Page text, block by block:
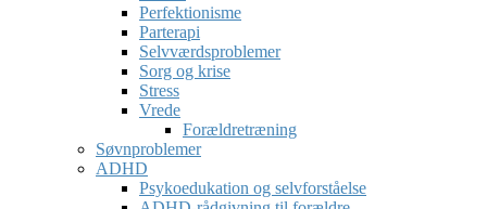
Perfektionisme
Parterapi
Selvværdsproblemer
Sorg og krise
Stress
Vrede
Forældretræning
Søvnproblemer
ADHD
Psykoedukation og selvforståelse